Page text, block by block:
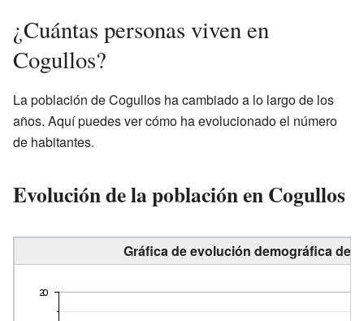
¿Cuántas personas viven en
Cogullos?
La población de Cogullos ha cambiado a lo largo de los
años. Aquí puedes ver cómo ha evolucionado el número
de habitantes.
Evolución de la población en Cogullos
Gráfica de evolución demográfica de